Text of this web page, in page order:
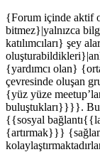
{Forum içinde
bitmez}|yalnızca
katılımcıları} şey
{yardımcı olan}
çevresinde oluşan
{yüz yüze
buluştukları}}}}.
{{sosyal
{artırmak}}}